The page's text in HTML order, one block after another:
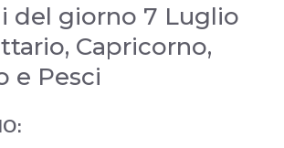
del giorno 7 Luglio
Capricorno,
e Pesci